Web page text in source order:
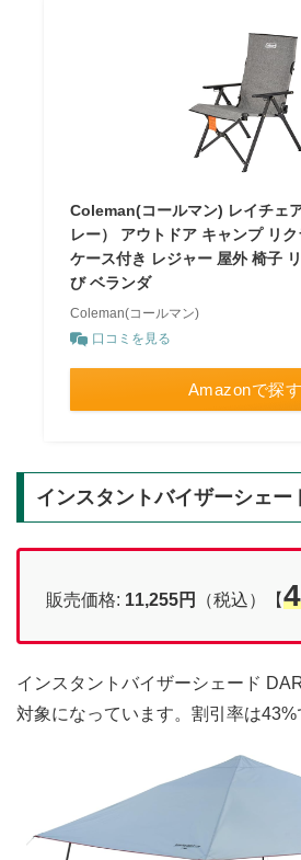
Coleman(コールマン) レイチェ
レー） アウトドア キャンプ リ
ケース付き レジャー 屋外 椅子
び ベランダ
Coleman(コールマン)
口コミを見る
Amazonで探す
インスタントバイザーシェー
販売価格: 11,255円 （税込）【
インスタントバイザーシェード
対象になっています。割引率は43%